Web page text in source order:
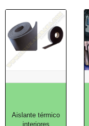
Aislante térmico
interiores